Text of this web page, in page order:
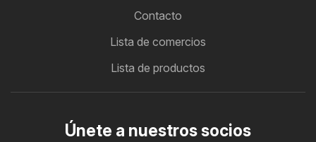
Contacto
Lista de comercios
Lista de productos
Únete a nuestros socios